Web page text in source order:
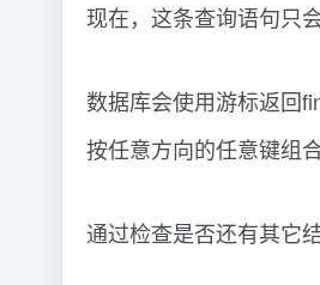
现在，这条查询语句只
数据库会使用游标返回
按任意方向的任意键组
通过检查是否还有其它